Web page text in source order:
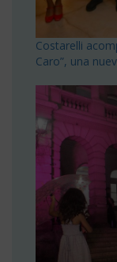
Costarelli
Caro”, una